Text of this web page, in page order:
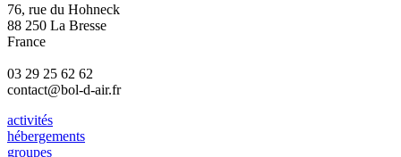
76, rue du Hohneck
88 250 La Bresse
France
03 29 25 62 62
contact@bol-d-air.fr
activités
hébergements
groupes